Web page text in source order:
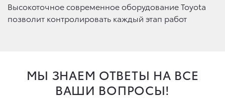
Высокоточное современное оборудование Toyota
позволит контролировать каждый этап работ
МЫ ЗНАЕМ ОТВЕТЫ НА ВСЕ
ВАШИ ВОПРОСЫ!